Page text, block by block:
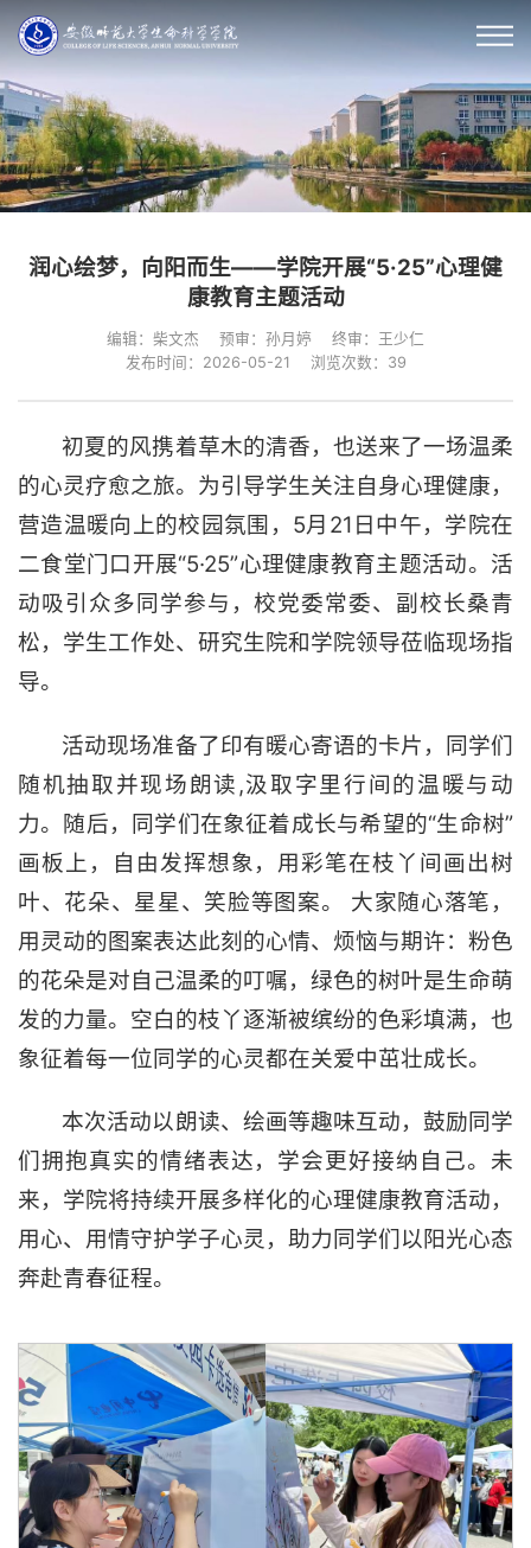
润心绘梦，向阳而生——学院开展“5·25”心理健
康教育主题活动
编辑：柴文杰 预审：孙月婷
终审：王少仁
发布时间：2026-05-21
浏览次数： 39
初夏的风携着草木的清香，也送来了一场温柔
的心灵疗愈之旅。为引导学生关注自身心理健康，
营造温暖向上的校园氛围，5月21日中午，学院在
二食堂门口开展“5·25”心理健康教育主题活动。活
动吸引众多同学参与，校党委常委、副校长桑青
松，学生工作处、研究生院和学院领导莅临现场指
导。
活动现场准备了印有暖心寄语的卡片，同学们
随机抽取并现场朗读,汲取字里行间的温暖与动
力。随后，同学们在象征着成长与希望的“生命树”
画板上，自由发挥想象，用彩笔在枝丫间画出树
叶、花朵、星星、笑脸等图案。 大家随心落笔，
用灵动的图案表达此刻的心情、烦恼与期许：粉色
的花朵是对自己温柔的叮嘱，绿色的树叶是生命萌
发的力量。空白的枝丫逐渐被缤纷的色彩填满，也
象征着每一位同学的心灵都在关爱中茁壮成长。
本次活动以朗读、绘画等趣味互动，鼓励同学
们拥抱真实的情绪表达，学会更好接纳自己。未
来，学院将持续开展多样化的心理健康教育活动，
用心、用情守护学子心灵，助力同学们以阳光心态
奔赴青春征程。